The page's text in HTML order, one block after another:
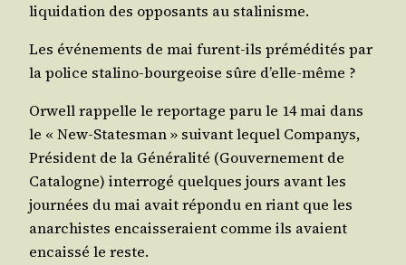
liqui­da­tion des oppo­sants au stalinisme.
Les évé­ne­ments de mai furent-ils pré­mé­di­tés par
la police sta­li­no-bour­geoise sûre d’elle-même ?
Orwell rap­pelle le repor­tage paru le 14 mai dans
le « New-Sta­tes­man » sui­vant lequel Com­pa­nys,
Pré­sident de la Géné­ra­li­té (Gou­ver­ne­ment de
Cata­logne) inter­ro­gé quelques jours avant les
jour­nées du mai avait répon­du en riant que les
anar­chistes encais­se­raient comme ils avaient
encais­sé le reste.